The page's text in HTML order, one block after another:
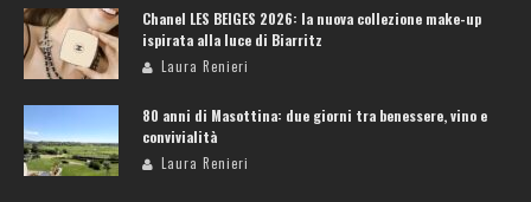
Chanel LES BEIGES 2026: la nuova collezione make-up
ispirata alla luce di Biarritz
Laura Renieri
80 anni di Masottina: due giorni tra benessere, vino e
convivialità
Laura Renieri